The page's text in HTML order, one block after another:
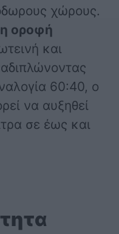
χώρους.
οροφή
και
60:40, ο
να αυξηθεί
σε έως και